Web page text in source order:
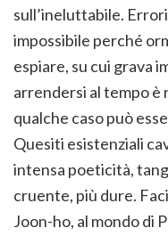
sull’ineluttabile.
impossibile perché
espiare, su cui grava
arrendersi al tempo è
qualche caso può
Quesiti esistenziali
intensa poeticità,
cruente, più dure.
Joon-ho, al mondo di